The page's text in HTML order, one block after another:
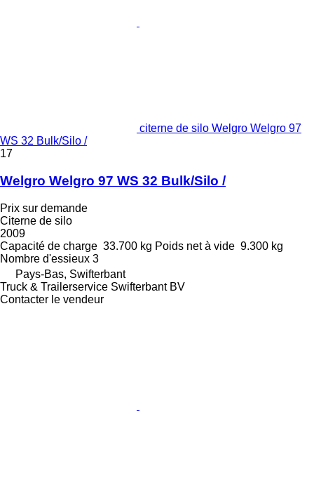
citerne de silo Welgro Welgro 97
WS 32 Bulk/Silo /
17
Welgro Welgro 97 WS 32 Bulk/Silo /
Prix sur demande
Citerne de silo
2009
Capacité de charge 33.700 kg Poids net à vide 9.300 kg
Nombre d'essieux 3
Pays-Bas, Swifterbant
Truck & Trailerservice Swifterbant BV
Contacter le vendeur